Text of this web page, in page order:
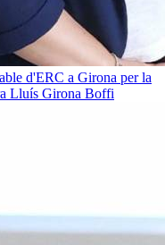
d'ERC a Girona per la
Lluís Girona Boffi